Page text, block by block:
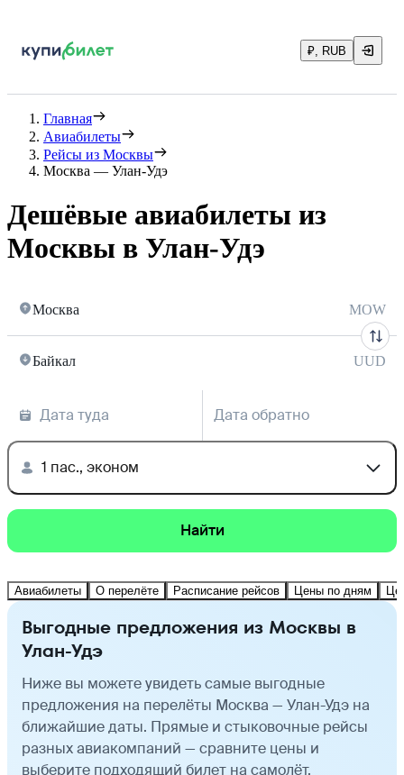
₽, RUB
Главная
Авиабилеты
Рейсы из Москвы
Москва — Улан-Удэ
Дешёвые авиабилеты из
Москвы в Улан-Удэ
Москва MOW
Байкал UUD
Дата туда Дата обратно
1 пас., эконом
Найти
Авиабилеты О перелёте Расписание рейсов Цены по дням
Выгодные предложения из Москвы в
Улан-Удэ
Ниже вы можете увидеть самые выгодные
предложения на перелёты Москва — Улан-Удэ на
ближайшие даты. Прямые и стыковочные рейсы
разных авиакомпаний — сравните цены и
выберите подходящий билет на самолёт.